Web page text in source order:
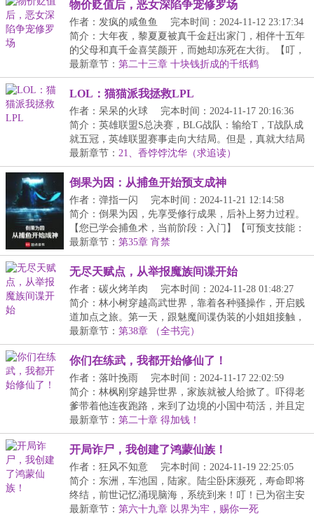
物价贬值后，恶女深陷争宠修罗场
作者：发疯的咸鱼鱼
完本时间：2024-11-12 23:17:34
简介：大年夜，黎夏夏被真千金赶出家门，相伴十五年
的父母和真千金喜笑颜开，而她却冻死在大街。【叮，
恭...
最新章节： 第二十三章 十块钱折成的千纸鹤
LOL：猫猫派我拯救LPL
作者：呆呆的火球
完本时间：2024-11-17 20:16:36
简介：英雄联盟S总决赛，BLG战队：输给T，T战队成
就五冠，英雄联盟赛事走向大结局。但是，真就大结局
了吗...
最新章节： 21、香饽饽沈华（求追读）
倒果为因：从捕鱼开始预支成神
作者：弹指一闪
完本时间：2024-11-21 12:14:58
简介：倒果为因，先享受修行成果，后补上努力过程。
【您已学会捕鱼术，当前阶段：入门】【可预支技能：
捕...
最新章节： 第35章 宵禁
无尽天赋点，从举报魔族间谍开始
作者：碳火烤羊肉
完本时间：2024-11-28 01:48:27
简介：林小树穿越高武世界，靠着各种骚操作，开启贱
道加点之旅。第一天，跟魅魔间谍伪装的小姐姐接触，
反...
最新章节： 第38章 （全书完）
你们在练武，我都开始修仙了！
作者：落叶挽雨
完本时间：2024-11-17 22:02:59
简介：林枫刚穿越异世界，家族就被人给掀了。吓得老
爹带着他连夜跑路，来到了边境的小国中苟活，并且定
下...
最新章节： 第二十章 得加钱！
开局诈尸，我创建了鸿蒙仙族！
作者：狂风不知意
完本时间：2024-11-19 22:25:05
简介：东洲，车池国，陆家。陆尘卧床濒死，寿命即将
终结，前世记忆涌现脑海，系统到来！叮！已为宿主安
装...
最新章节： 第六十九章 以界为牢，赐你一死